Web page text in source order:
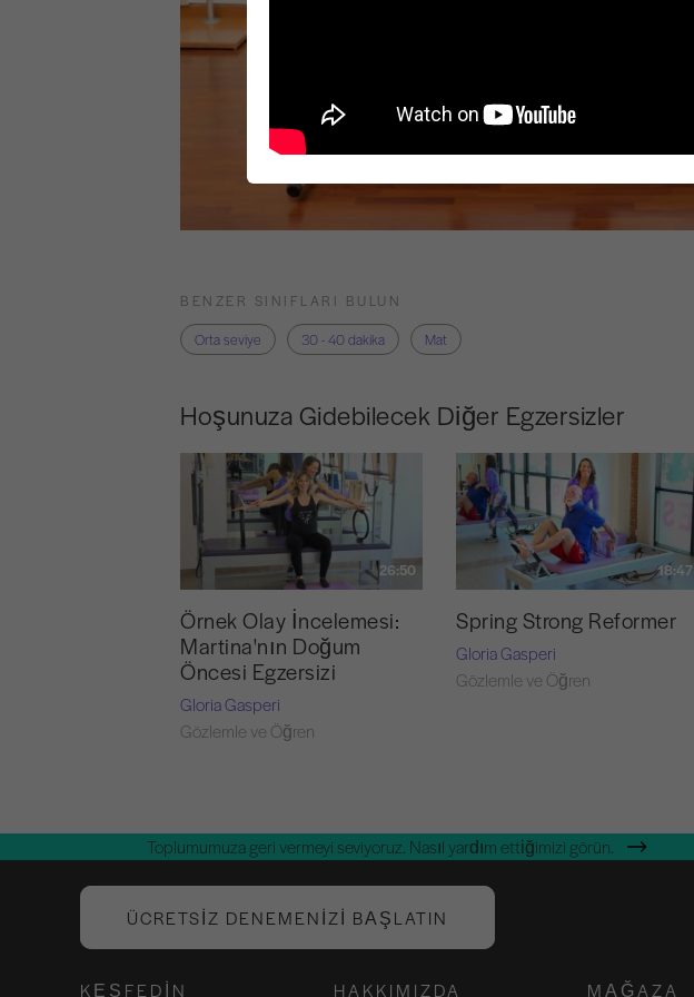
BENZER SINIFLARI BULUN
Orta seviye
30 - 40 dakika Mat
Hoşunuza Gidebilecek Diğer Egzersizler
26:50
Örnek Olay İncelemesi:
Martina'nın Doğum
Öncesi Egzersizi
Gloria Gasperi
Gözlemle ve Öğren
18:47
Spring Strong Reformer
Gloria Gasperi
Gözlemle ve Öğren
Toplumumuza geri vermeyi seviyoruz. Nasıl yardım ettiğimizi görün.
ÜCRETSIZ DENEMENIZI BAŞLATIN
KEŞFEDIN HAKKIMIZDA MAĞAZA